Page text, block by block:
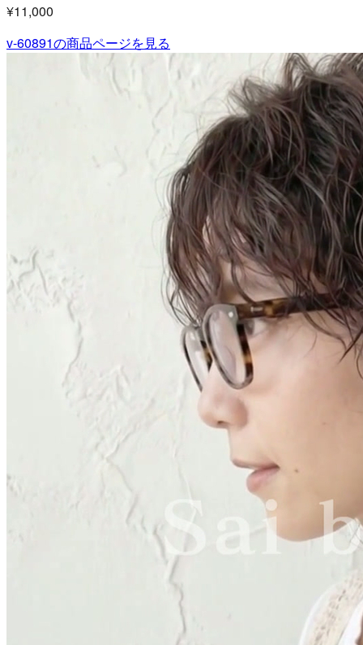
¥11,000
v-60891の商品ページを見る